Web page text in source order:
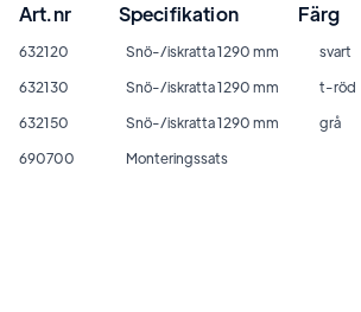
Art.nr Specifikation Färg
632120 Snö-/iskratta 1290 mm svart
632130
Snö-/iskratta 1290 mm t-röd
632150
Snö-/iskratta 1290 mm grå
690700
Monteringssats